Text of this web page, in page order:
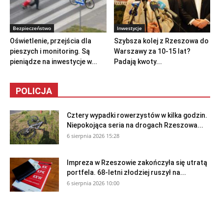
Bezpieczeństwo
Oświetlenie, przejścia dla
pieszych i monitoring. Są
pieniądze na inwestycje w...
Inwestycje
Szybsza kolej z Rzeszowa do
Warszawy za 10-15 lat?
Padają kwoty...
POLICJA
Cztery wypadki rowerzystów w kilka godzin.
Niepokojąca seria na drogach Rzeszowa...
6 sierpnia 2026 15:28
Impreza w Rzeszowie zakończyła się utratą
portfela. 68-letni złodziej ruszył na...
6 sierpnia 2026 10:00